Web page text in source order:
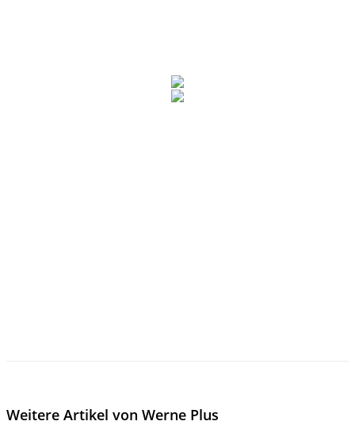
Weitere Artikel von Werne Plus